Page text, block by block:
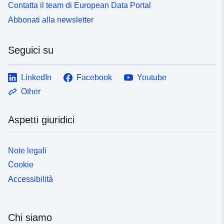
Contatta il team di European Data Portal
Abbonati alla newsletter
Seguici su
LinkedIn Facebook
Youtube
Other
Aspetti giuridici
Note legali
Cookie
Accessibilità
Chi siamo